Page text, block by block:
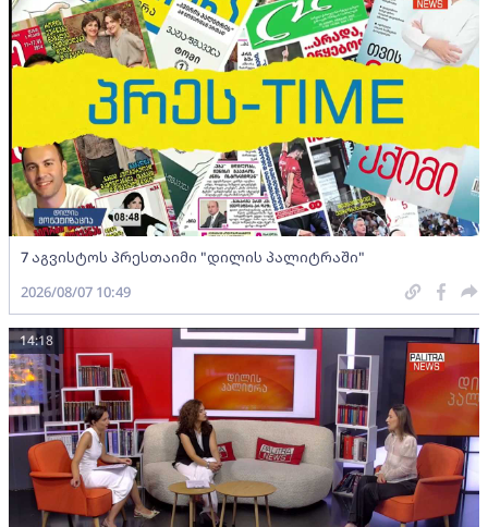
7 აგვისტოს პრესთაიმი "დილის პალიტრაში"
2026/08/07 10:49
14:18